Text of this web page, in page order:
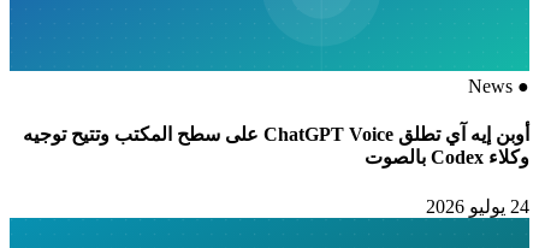
●
News
أوبن إيه آي تطلق ChatGPT Voice على سطح المكتب وتتيح توجيه
وكلاء Codex بالصوت
24 يوليو 2026